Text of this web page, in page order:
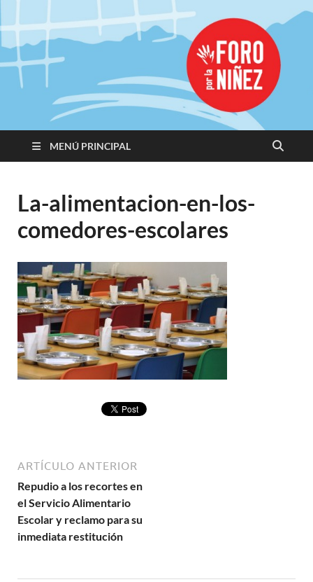
Promoviendo
Derechos,
Construimos
Igualdad
MENÚ PRINCIPAL
La-alimentacion-en-los-
comedores-escolares
ARTÍCULO ANTERIOR
Repudio a los recortes en
el Servicio Alimentario
Escolar y reclamo para su
inmediata restitución